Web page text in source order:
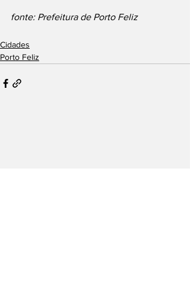
fonte: Prefeitura de Porto Feliz
Cidades
Porto Feliz